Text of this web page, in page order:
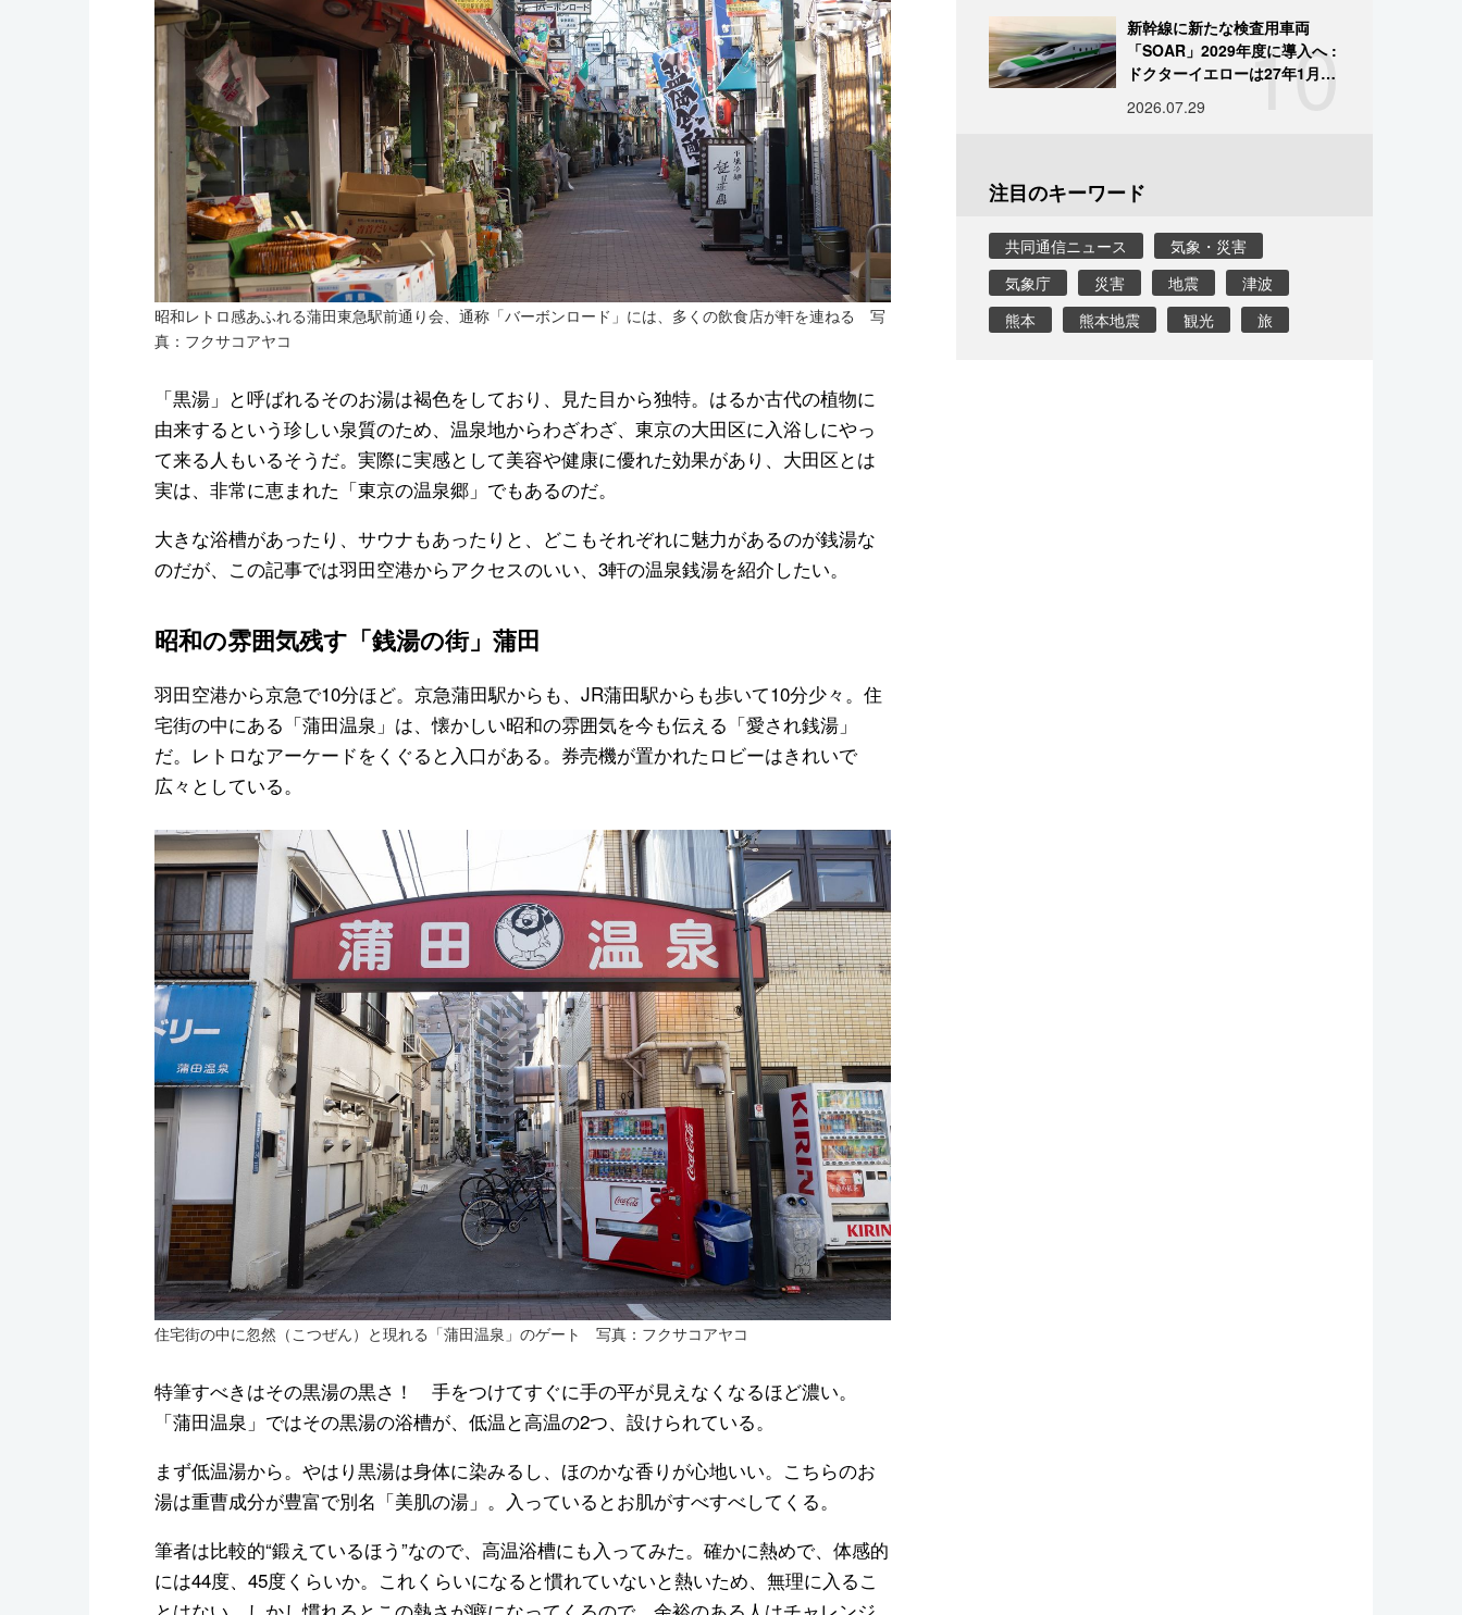
昭和レトロ感あふれる蒲田東急駅前通り会、通称「バーボンロード」には、多くの飲食店が軒を連ねる 写
真：フクサコアヤコ
「黒湯」と呼ばれるそのお湯は褐色をしており、見た目から独特。はるか古代の植物に
由来するという珍しい泉質のため、温泉地からわざわざ、東京の大田区に入浴しにやっ
て来る人もいるそうだ。実際に実感として美容や健康に優れた効果があり、大田区とは
実は、非常に恵まれた「東京の温泉郷」でもあるのだ。
大きな浴槽があったり、サウナもあったりと、どこもそれぞれに魅力があるのが銭湯な
のだが、この記事では羽田空港からアクセスのいい、3軒の温泉銭湯を紹介したい。
昭和の雰囲気残す「銭湯の街」蒲田
羽田空港から京急で10分ほど。京急蒲田駅からも、JR蒲田駅からも歩いて10分少々。住
宅街の中にある「蒲田温泉」は、懐かしい昭和の雰囲気を今も伝える「愛され銭湯」
だ。レトロなアーケードをくぐると入口がある。券売機が置かれたロビーはきれいで
広々としている。
住宅街の中に忽然（こつぜん）と現れる「蒲田温泉」のゲート 写真：フクサコアヤコ
特筆すべきはその黒湯の黒さ！ 手をつけてすぐに手の平が見えなくなるほど濃い。
「蒲田温泉」ではその黒湯の浴槽が、低温と高温の2つ、設けられている。
まず低温湯から。やはり黒湯は身体に染みるし、ほのかな香りが心地いい。こちらのお
湯は重曹成分が豊富で別名「美肌の湯」。入っているとお肌がすべすべしてくる。
筆者は比較的“鍛えているほう”なので、高温浴槽にも入ってみた。確かに熱めで、体感的
には44度、45度くらいか。これくらいになると慣れていないと熱いため、無理に入るこ
10
新幹線に新たな検査用車両
「SOAR」2029年度に導入へ :
ドクターイエローは27年1月に
2026.07.29
注目のキーワード
共同通信ニュース
気象・災害
気象庁
災害 地震
津波
熊本
熊本地震 観光 旅